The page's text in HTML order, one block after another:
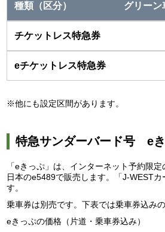
グリーン
※他にも設定区間があります。
特急サンダーバード号 e
「eきっぷ」は、インターネット予約限
日本のe5489で販売します。「J-WESTカ
す。
乗車券は別売です。下表では乗車券込み
eきっぷの価格（片道・乗車券込み）